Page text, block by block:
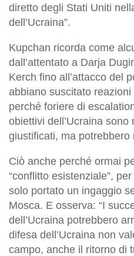
diretto degli Stati Uniti
dell’Ucraina”.
Kupchan ricorda come
dall’attentato a Darja
Kerch fino all’attacco del
abbiano suscitato
perché foriere di
obiettivi dell’Ucraina
giustificati, ma potrebbero
Ciò anche perché ormai
“conflitto esistenziale”,
solo portato un ingaggio
Mosca. E osserva: “I
dell’Ucraina potrebbero
difesa dell’Ucraina non
campo, anche il ritorno di